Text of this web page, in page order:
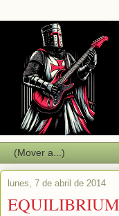
lunes, 7 de abril de 2014